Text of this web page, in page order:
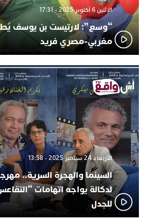
الإثنين 6 أكتوبر 2025 - 17:31
“وسع”: لارتيست بن يوسف
مغربي-مصري فريد
الأربعاء 24 سبتمبر 2025 - 13:58
السينما والهجرة السرية..
لدكالة يواجه اتهامات
للجدل